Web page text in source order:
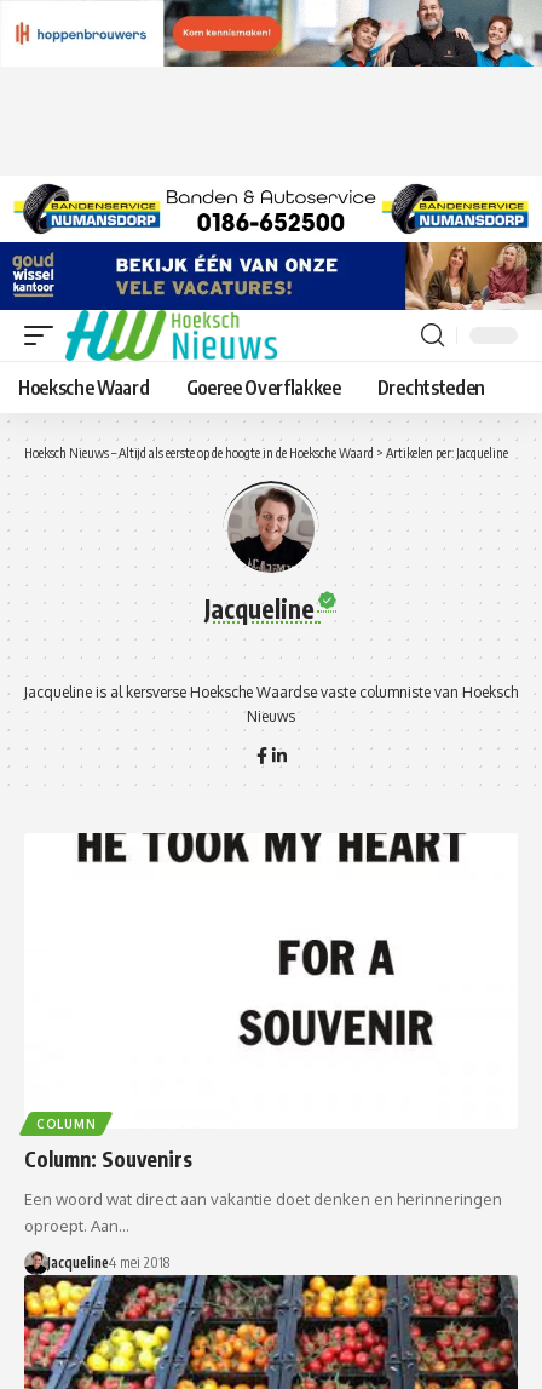
Hoeksche Waard Goeree Overflakkee Drechtsteden
Hoeksch Nieuws – Altijd als eerste op de hoogte in de Hoeksche Waard > Artikelen per: Jacqueline
Jacqueline
Jacqueline is al kersverse Hoeksche Waardse vaste columniste van Hoeksch
Nieuws
COLUMN
Column: Souvenirs
Een woord wat direct aan vakantie doet denken en herinneringen
oproept. Aan…
Jacqueline4 mei 2018